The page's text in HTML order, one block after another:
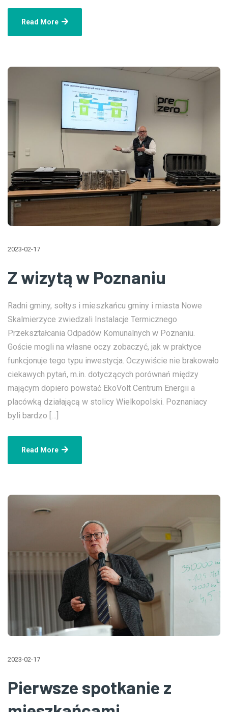
Read More
2023-02-17
Z wizytą w Poznaniu
Radni gminy, sołtys i mieszkańcu gminy i miasta Nowe
Skalmierzyce zwiedzali Instalacje Termicznego
Przekształcania Odpadów Komunalnych w Poznaniu.
Goście mogli na własne oczy zobaczyć, jak w praktyce
funkcjonuje tego typu inwestycja. Oczywiście nie brakowało
ciekawych pytań, m.in. dotyczących porównań między
mającym dopiero powstać EkoVolt Centrum Energii a
placówką działającą w stolicy Wielkopolski. Poznaniacy
byli bardzo […]
Read More
2023-02-17
Pierwsze spotkanie z